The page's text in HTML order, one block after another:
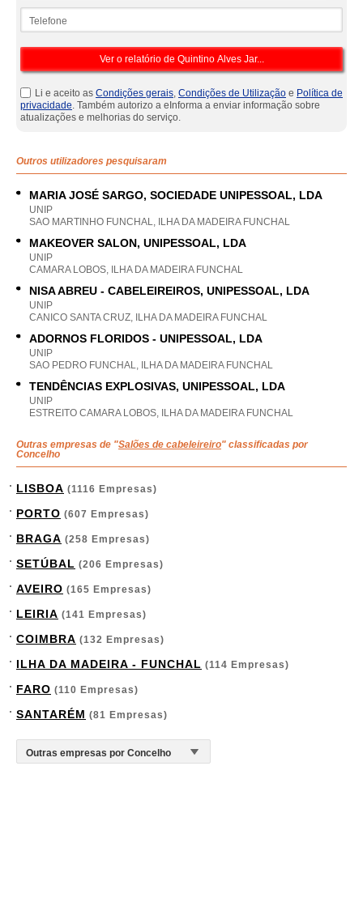
Li e aceito as Condições gerais, Condições de Utilização e Política de
privacidade. Também autorizo a eInforma a enviar informação sobre
atualizações e melhorias do serviço.
Outros utilizadores pesquisaram
MARIA JOSÉ SARGO, SOCIEDADE UNIPESSOAL, LDA
UNIP
SAO MARTINHO FUNCHAL, ILHA DA MADEIRA FUNCHAL
MAKEOVER SALON, UNIPESSOAL, LDA
UNIP
CAMARA LOBOS, ILHA DA MADEIRA FUNCHAL
NISA ABREU - CABELEIREIROS, UNIPESSOAL, LDA
UNIP
CANICO SANTA CRUZ, ILHA DA MADEIRA FUNCHAL
ADORNOS FLORIDOS - UNIPESSOAL, LDA
UNIP
SAO PEDRO FUNCHAL, ILHA DA MADEIRA FUNCHAL
TENDÊNCIAS EXPLOSIVAS, UNIPESSOAL, LDA
UNIP
ESTREITO CAMARA LOBOS, ILHA DA MADEIRA FUNCHAL
Outras empresas de "Salões de cabeleireiro" classificadas por
Concelho
LISBOA (1116 Empresas)
PORTO (607 Empresas)
BRAGA (258 Empresas)
SETÚBAL (206 Empresas)
AVEIRO (165 Empresas)
LEIRIA (141 Empresas)
COIMBRA (132 Empresas)
ILHA DA MADEIRA - FUNCHAL (114 Empresas)
FARO (110 Empresas)
SANTARÉM (81 Empresas)